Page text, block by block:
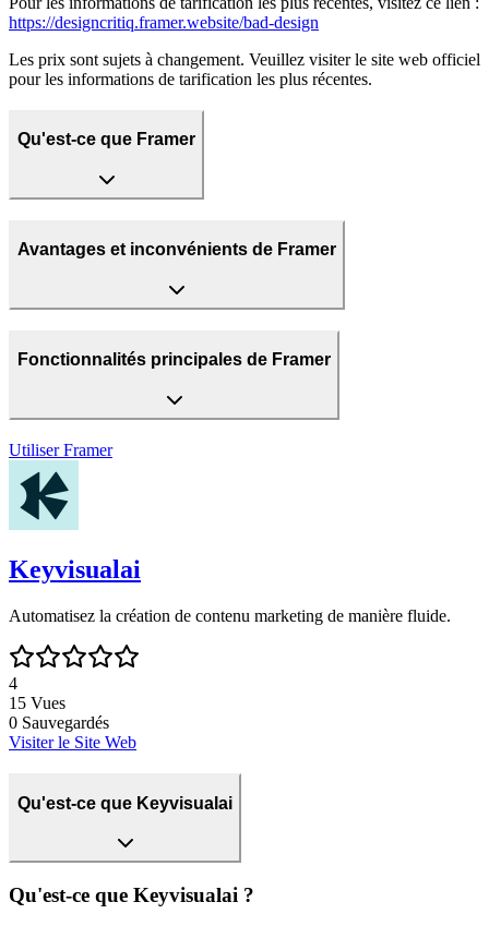
https://designcritiq.framer.website/bad-design
Les prix sont sujets à changement. Veuillez visiter le site web officiel
pour les informations de tarification les plus récentes.
Qu'est-ce que Framer
Avantages et inconvénients de Framer
Fonctionnalités principales de Framer
Utiliser Framer
Keyvisualai
Automatisez la création de contenu marketing de manière fluide.
4
15 Vues
0 Sauvegardés
Visiter le Site Web
Qu'est-ce que Keyvisualai
Qu'est-ce que Keyvisualai ?